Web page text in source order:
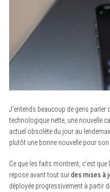
J’entends beaucoup de gens parler
technologique nette, une nouvelle
actuel obsolète du jour au
plutôt une bonne nouvelle pour son
Ce que les faits montrent, c’est
repose avant tout surdes mises à
déployée progressivement à partir